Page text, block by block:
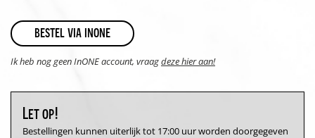
bestel via inone
Ik heb nog geen InONE account, vraagdeze hier aan!
Let op!
Bestellingen kunnen uiterlijk tot 17:00 uur worden doorgegeven